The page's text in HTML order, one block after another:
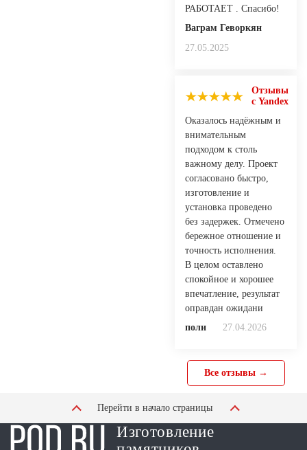
РАБОТАЕТ . Спасибо!
Ваграм Геворкян
27.05.2025
Отзывы
с Yandex
Оказалось надёжным и
внимательным
подходом к столь
важному делу. Проект
согласовано быстро,
изготовление и
установка проведено
без задержек. Отмечено
бережное отношение и
точность исполнения.
В целом оставлено
спокойное и хорошее
впечатление, результат
оправдан ожидани
поли
27.04.2026
Все отзывы →
Перейти в начало страницы
Изготовление